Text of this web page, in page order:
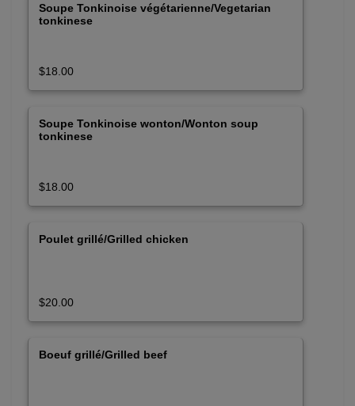
Soupe Tonkinoise végétarienne/Vegetarian
tonkinese
$18.00
Soupe Tonkinoise wonton/Wonton soup
tonkinese
$18.00
Poulet grillé/Grilled chicken
$20.00
Boeuf grillé/Grilled beef